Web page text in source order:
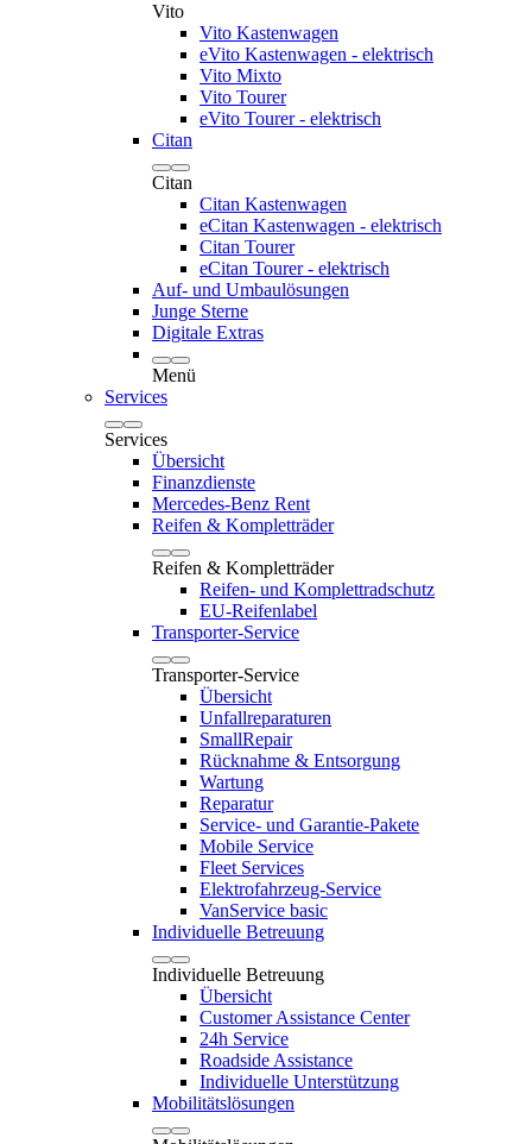
Vito
Vito Kastenwagen
eVito Kastenwagen - elektrisch
Vito Mixto
Vito Tourer
eVito Tourer - elektrisch
Citan
Citan
Citan Kastenwagen
eCitan Kastenwagen - elektrisch
Citan Tourer
eCitan Tourer - elektrisch
Auf- und Umbaulösungen
Junge Sterne
Digitale Extras
Menü
Services
Services
Übersicht
Finanzdienste
Mercedes-Benz Rent
Reifen & Kompletträder
Reifen & Kompletträder
Reifen- und Komplettradschutz
EU-Reifenlabel
Transporter-Service
Transporter-Service
Übersicht
Unfallreparaturen
SmallRepair
Rücknahme & Entsorgung
Wartung
Reparatur
Service- und Garantie-Pakete
Mobile Service
Fleet Services
Elektrofahrzeug-Service
VanService basic
Individuelle Betreuung
Individuelle Betreuung
Übersicht
Customer Assistance Center
24h Service
Roadside Assistance
Individuelle Unterstützung
Mobilitätslösungen